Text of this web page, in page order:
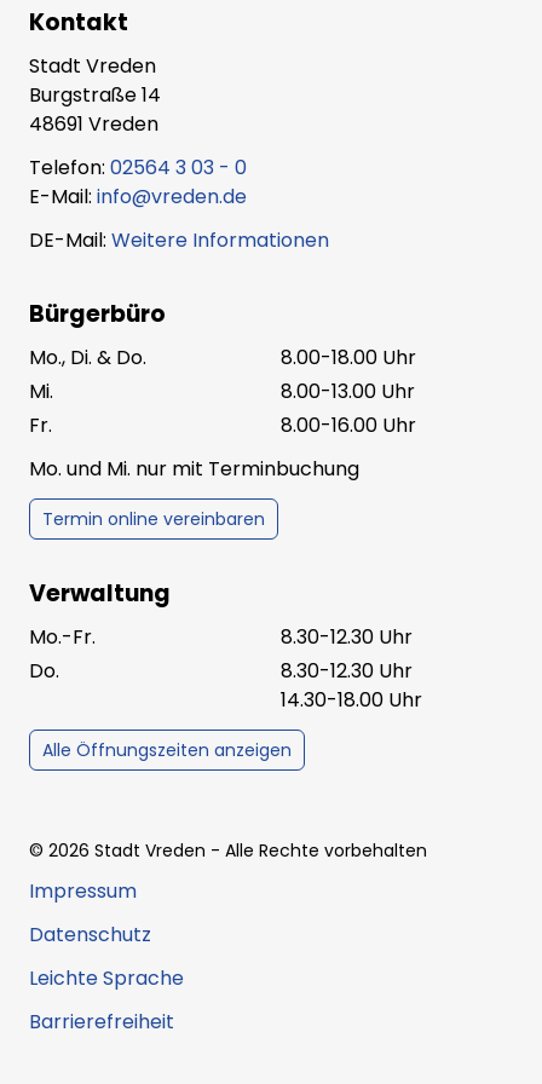
Kontakt
Stadt Vreden
Burgstraße 14
48691 Vreden
Telefon: 02564 3 03 - 0
E-Mail: info@vreden.de
DE-Mail: Weitere Informationen
Bürgerbüro
Mo., Di. & Do.
8.00-18.00 Uhr
Mi.
8.00-13.00 Uhr
Fr.
8.00-16.00 Uhr
Mo. und Mi. nur mit Terminbuchung
Termin online vereinbaren
Verwaltung
Mo.-Fr.
8.30-12.30 Uhr
Do.
8.30-12.30 Uhr
14.30-18.00 Uhr
Alle Öffnungszeiten anzeigen
© 2026 Stadt Vreden - Alle Rechte vorbehalten
Impressum
Datenschutz
Leichte Sprache
Barrierefreiheit